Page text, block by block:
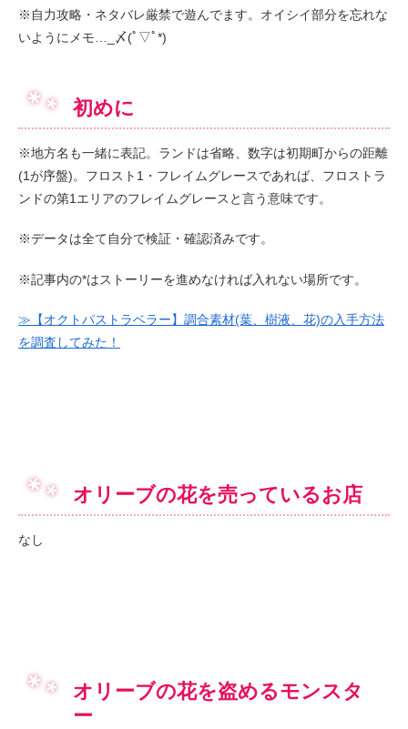
※自力攻略・ネタバレ厳禁で遊んでます。オイシイ部分を忘れな
いようにメモ…_〆(ﾟ▽ﾟ*)
初めに
※地方名も一緒に表記。ランドは省略、数字は初期町からの距離
(1が序盤)。フロスト1・フレイムグレースであれば、フロストラ
ンドの第1エリアのフレイムグレースと言う意味です。
※データは全て自分で検証・確認済みです。
※記事内の*はストーリーを進めなければ入れない場所です。
≫【オクトパストラベラー】調合素材(葉、樹液、花)の入手方法
を調査してみた！
オリーブの花を売っているお店
なし
オリーブの花を盗めるモンスタ
ー